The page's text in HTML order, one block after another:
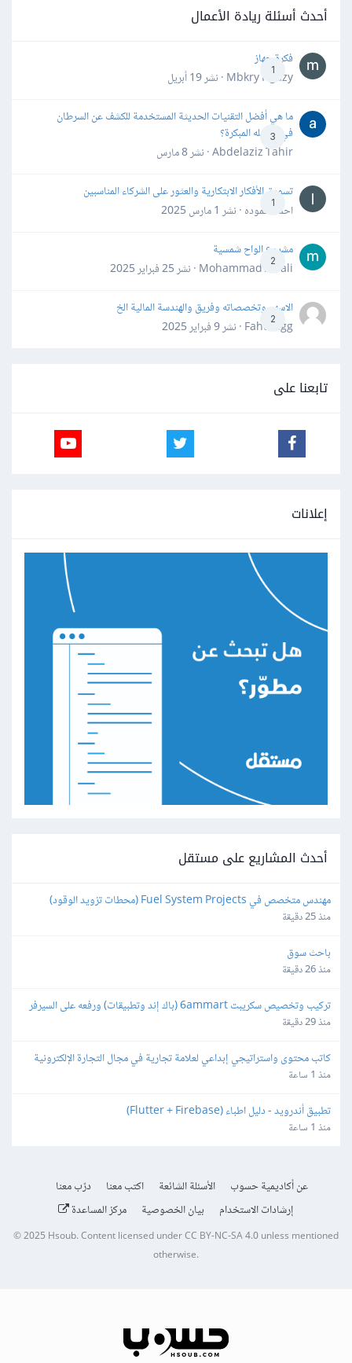
أحدث أسئلة ريادة الأعمال
1
فكرة جهاز
Mbkry Hgazy · نشر
19 أبريل
3
ما هي أفضل التقنيات الحديثة المستخدمة للكشف عن السرطان
في مراحله المبكرة؟
Abdelaziz Tahir · نشر
8 مارس
1
تسويق الأفكار الابتكارية والعثور على الشركاء المناسبين
احمد حموده · نشر 1 مارس 2025
2
مشروع الواح شمسية
Mohammad Awali · نشر
25 فبراير 2025
2
الاسهم وتخصصاته وفريق والهندسة المالية الخ
Fahd Ggg · نشر
9 فبراير 2025
تابعنا على
إعلانات
أحدث المشاريع على مستقل
مهندس متخصص في Fuel System Projects (محطات تزويد الوقود)
منذ 25 دقيقة
باحث سوق
منذ 26 دقيقة
تركيب وتخصيص سكريبت 6ammart (باك إند وتطبيقات) ورفعه على السيرفر
والمتجر
منذ 29 دقيقة
كاتب محتوى واستراتيجي إبداعي لعلامة تجارية في مجال التجارة الإلكترونية
منذ 1 ساعة
تطبيق أندرويد - دليل اطباء (Flutter + Firebase)
منذ 1 ساعة
عن أكاديمية حسوب الأسئلة الشائعة اكتب معنا
درّب معنا
إرشادات الاستخدام
بيان الخصوصية مركز المساعدة
© 2025 Hsoub.Content licensed underCC BY-NC-SA 4.0unless mentioned
otherwise.